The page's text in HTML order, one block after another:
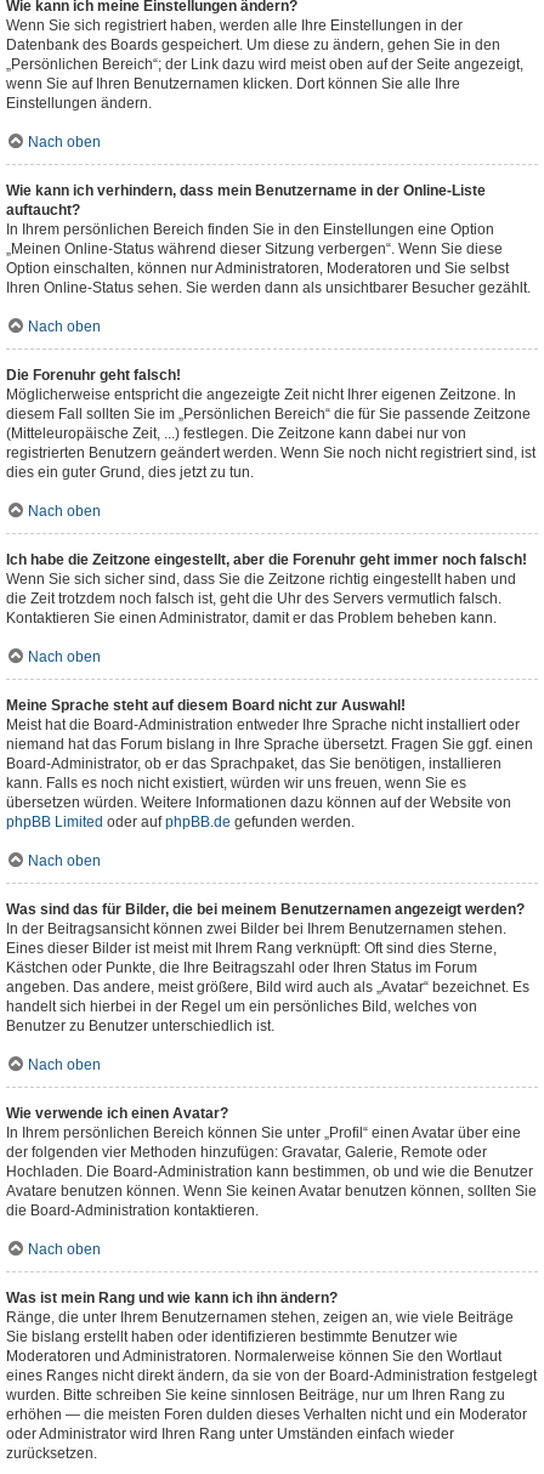
Wie kann ich meine Einstellungen ändern?
Wenn Sie sich registriert haben, werden alle Ihre Einstellungen in der
Datenbank des Boards gespeichert. Um diese zu ändern, gehen Sie in den
„Persönlichen Bereich“; der Link dazu wird meist oben auf der Seite angezeigt,
wenn Sie auf Ihren Benutzernamen klicken. Dort können Sie alle Ihre
Einstellungen ändern.
Nach oben
Wie kann ich verhindern, dass mein Benutzername in der Online-Liste
auftaucht?
In Ihrem persönlichen Bereich finden Sie in den Einstellungen eine Option
„Meinen Online-Status während dieser Sitzung verbergen“. Wenn Sie diese
Option einschalten, können nur Administratoren, Moderatoren und Sie selbst
Ihren Online-Status sehen. Sie werden dann als unsichtbarer Besucher gezählt.
Nach oben
Die Forenuhr geht falsch!
Möglicherweise entspricht die angezeigte Zeit nicht Ihrer eigenen Zeitzone. In
diesem Fall sollten Sie im „Persönlichen Bereich“ die für Sie passende Zeitzone
(Mitteleuropäische Zeit, ...) festlegen. Die Zeitzone kann dabei nur von
registrierten Benutzern geändert werden. Wenn Sie noch nicht registriert sind, ist
dies ein guter Grund, dies jetzt zu tun.
Nach oben
Ich habe die Zeitzone eingestellt, aber die Forenuhr geht immer noch falsch!
Wenn Sie sich sicher sind, dass Sie die Zeitzone richtig eingestellt haben und
die Zeit trotzdem noch falsch ist, geht die Uhr des Servers vermutlich falsch.
Kontaktieren Sie einen Administrator, damit er das Problem beheben kann.
Nach oben
Meine Sprache steht auf diesem Board nicht zur Auswahl!
Meist hat die Board-Administration entweder Ihre Sprache nicht installiert oder
niemand hat das Forum bislang in Ihre Sprache übersetzt. Fragen Sie ggf. einen
Board-Administrator, ob er das Sprachpaket, das Sie benötigen, installieren
kann. Falls es noch nicht existiert, würden wir uns freuen, wenn Sie es
übersetzen würden. Weitere Informationen dazu können auf der Website von
phpBB Limited oder aufphpBB.de gefunden werden.
Nach oben
Was sind das für Bilder, die bei meinem Benutzernamen angezeigt werden?
In der Beitragsansicht können zwei Bilder bei Ihrem Benutzernamen stehen.
Eines dieser Bilder ist meist mit Ihrem Rang verknüpft: Oft sind dies Sterne,
Kästchen oder Punkte, die Ihre Beitragszahl oder Ihren Status im Forum
angeben. Das andere, meist größere, Bild wird auch als „Avatar“ bezeichnet. Es
handelt sich hierbei in der Regel um ein persönliches Bild, welches von
Benutzer zu Benutzer unterschiedlich ist.
Nach oben
Wie verwende ich einen Avatar?
In Ihrem persönlichen Bereich können Sie unter „Profil“ einen Avatar über eine
der folgenden vier Methoden hinzufügen: Gravatar, Galerie, Remote oder
Hochladen. Die Board-Administration kann bestimmen, ob und wie die Benutzer
Avatare benutzen können. Wenn Sie keinen Avatar benutzen können, sollten Sie
die Board-Administration kontaktieren.
Nach oben
Was ist mein Rang und wie kann ich ihn ändern?
Ränge, die unter Ihrem Benutzernamen stehen, zeigen an, wie viele Beiträge
Sie bislang erstellt haben oder identifizieren bestimmte Benutzer wie
Moderatoren und Administratoren. Normalerweise können Sie den Wortlaut
eines Ranges nicht direkt ändern, da sie von der Board-Administration festgelegt
wurden. Bitte schreiben Sie keine sinnlosen Beiträge, nur um Ihren Rang zu
erhöhen — die meisten Foren dulden dieses Verhalten nicht und ein Moderator
oder Administrator wird Ihren Rang unter Umständen einfach wieder
zurücksetzen.